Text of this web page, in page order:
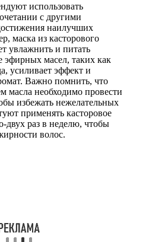
использовать
с другими
наилучших
маска из касторового
увлажнить и питать
эфирных масел, таких как
усиливает эффект и
Важно помнить, что
масла необходимо провести
избежать нежелательных
применять касторовое
двух раз в неделю, чтобы
волос.